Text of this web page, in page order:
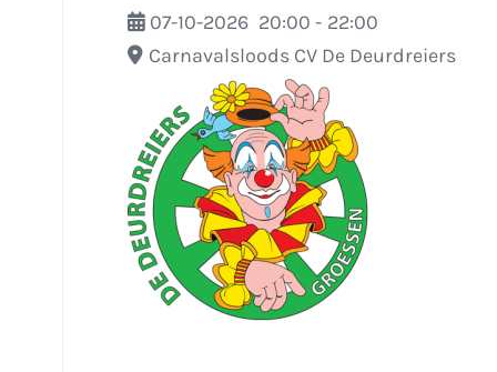
07-10-2026 20:00 - 22:00
Carnavalsloods CV De Deurdreiers